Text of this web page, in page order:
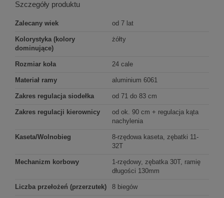
Szczegóły produktu
Zalecany wiek od 7 lat
Kolorystyka (kolory
dominujące)
żółty
Rozmiar koła 24 cale
Materiał ramy aluminium 6061
Zakres regulacja siodełka od 71 do 83 cm
Zakres regulacji kierownicy
od ok. 90 cm + regulacja kąta
nachylenia
Kaseta/Wolnobieg
8-rzędowa kaseta, zębatki 11-
32T
Mechanizm korbowy
1-rzędowy, zębatka 30T, ramię
długości 130mm
Liczba przełożeń (przerzutek) 8 biegów